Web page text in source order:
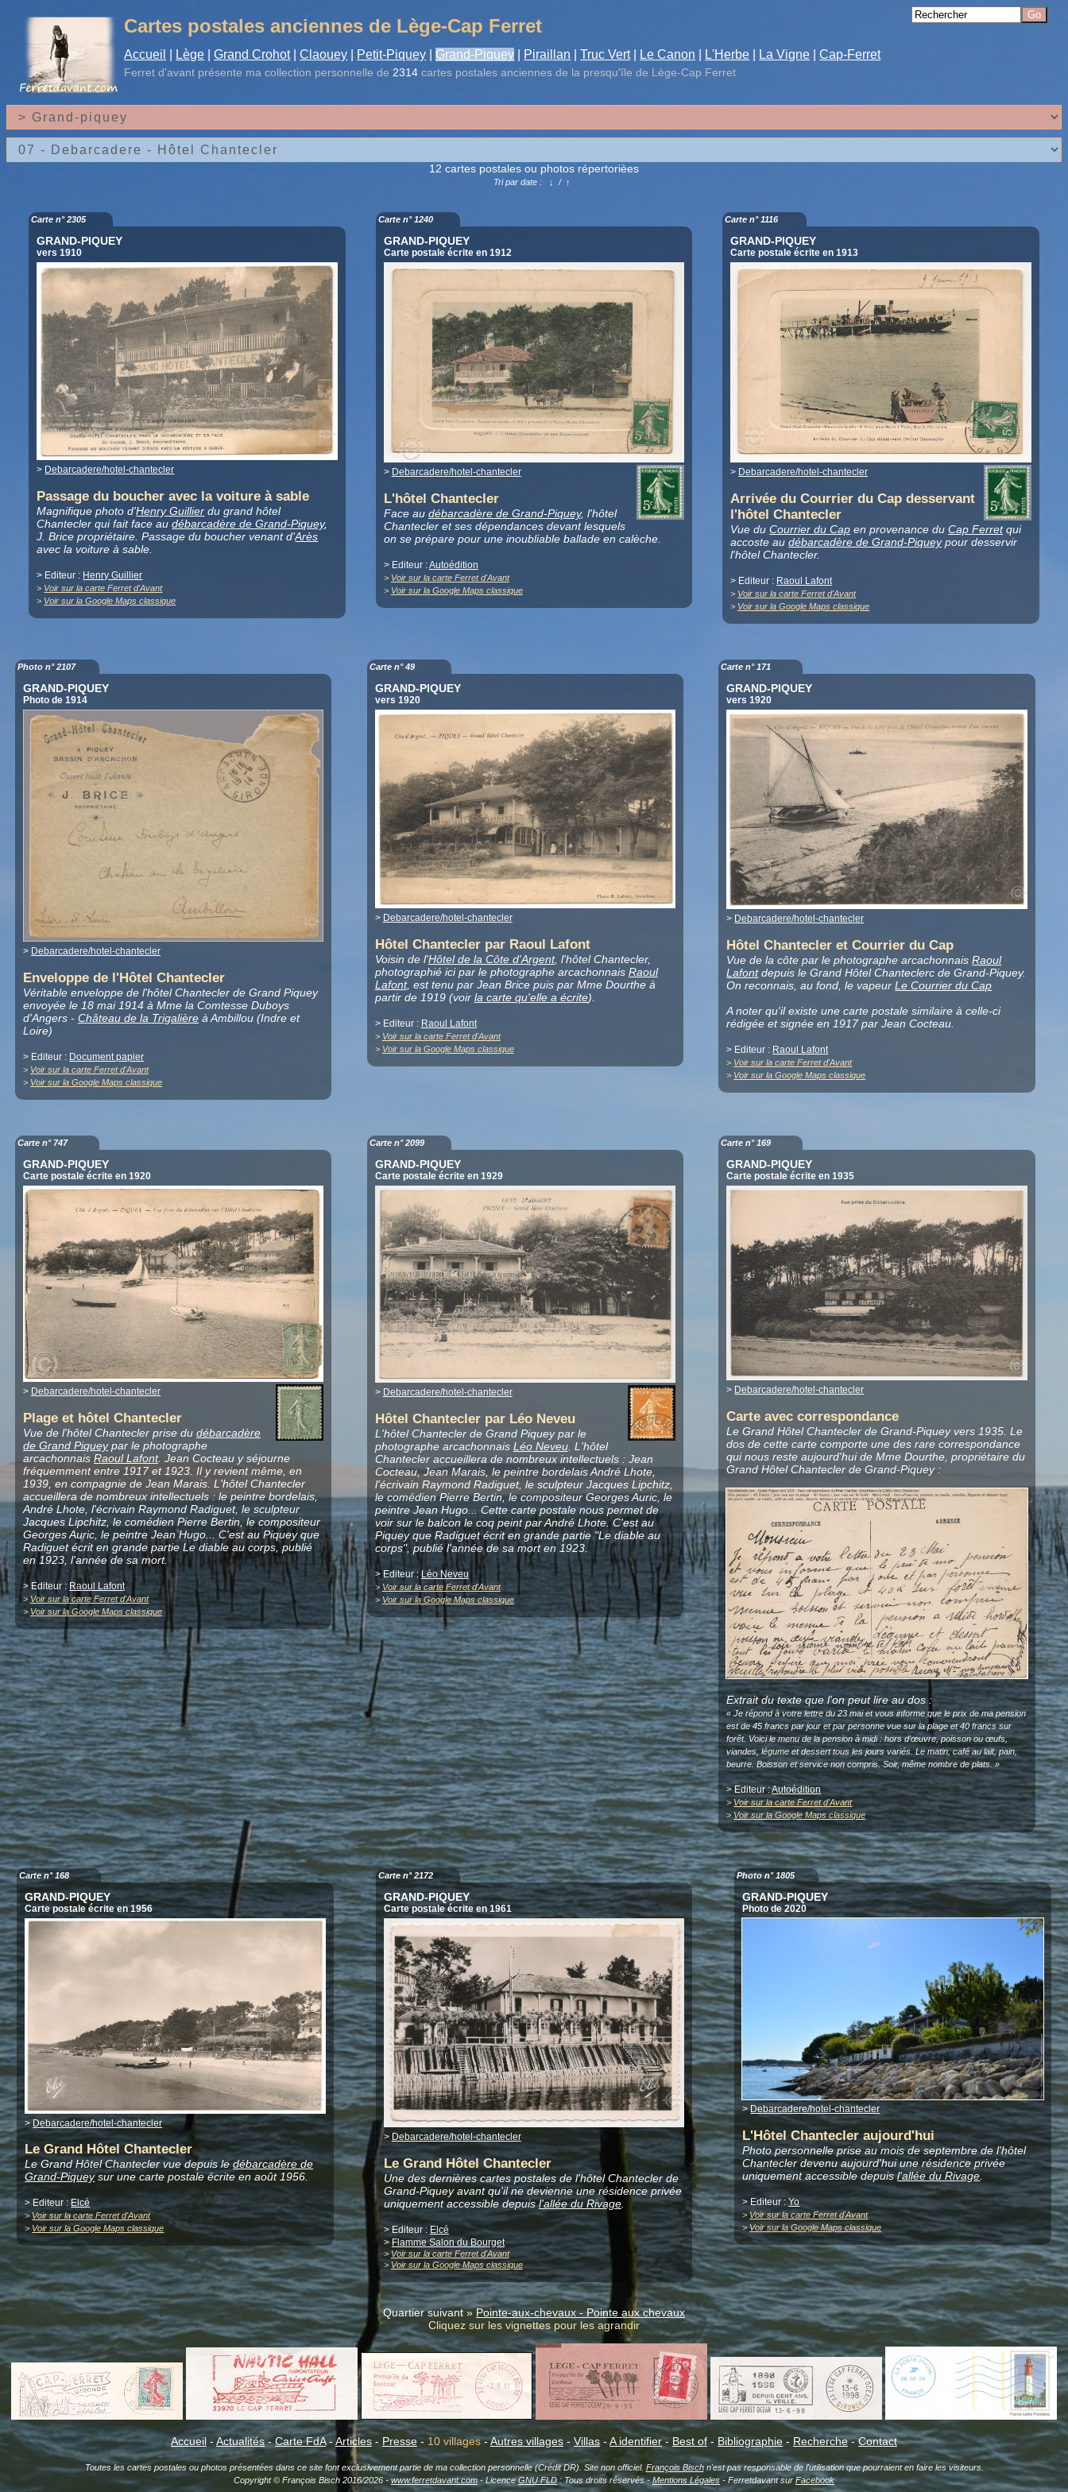
Cartes postales anciennes de Lège-Cap Ferret
Accueil Lège Grand Crohot Claouey Petit-Piquey Grand-Piquey Piraillan Truc Vert Le Canon L'Herbe La Vigne Cap-Ferret
Ferret d'avant présente ma collection personnelle de 2314 cartes postales anciennes de la presqu'île de Lège-Cap Ferret
12 cartes postales ou photos répertorièes
Tri par date : ↓ /↑
Carte n° 2305
GRAND-PIQUEY
vers 1910
> Debarcadere/hotel-chantecler
Passage du boucher avec la voiture à sable
Magnifique photo d'Henry Guillier du grand hôtel
Chantecler qui fait face audébarcadère de Grand-Piquey,
J. Brice propriétaire. Passage du boucher venant d'Arès
avec la voiture à sable.
> Editeur : Henry Guillier
> Voir sur la carte Ferret d'Avant
> Voir sur la Google Maps classique
Carte n° 1240
GRAND-PIQUEY
Carte postale écrite en 1912
> Debarcadere/hotel-chantecler
L'hôtel Chantecler
Face au débarcadère de Grand-Piquey, l'hôtel
Chantecler et ses dépendances devant lesquels
on se prépare pour une inoubliable ballade en calèche.
> Editeur :Autoédition
> Voir sur la carte Ferret d'Avant
> Voir sur la Google Maps classique
Carte n° 1116
GRAND-PIQUEY
Carte postale écrite en 1913
> Debarcadere/hotel-chantecler
Arrivée du Courrier du Cap desservant
l'hôtel Chantecler
Vue duCourrier du Cap en provenance duCap Ferretqui
accoste audébarcadère de Grand-Piqueypour desservir
l'hôtel Chantecler.
> Editeur : Raoul Lafont
> Voir sur la carte Ferret d'Avant
> Voir sur la Google Maps classique
Photo n° 2107
GRAND-PIQUEY
Photo de 1914
> Debarcadere/hotel-chantecler
Enveloppe de l'Hôtel Chantecler
Véritable enveloppe de l'hôtel Chantecler de Grand Piquey
envoyée le 18 mai 1914 à Mme la Comtesse Duboys
d'Angers -Château de la Trigalière à Ambillou (Indre et
Loire)
> Editeur : Document papier
> Voir sur la carte Ferret d'Avant
> Voir sur la Google Maps classique
Carte n° 49
GRAND-PIQUEY
vers 1920
> Debarcadere/hotel-chantecler
Hôtel Chantecler par Raoul Lafont
Voisin de l'Hôtel de la Côte d'Argent, l'hôtel Chantecler,
photographié ici par le photographe arcachonnais Raoul
Lafont, est tenu par Jean Brice puis par Mme Dourthe à
partir de 1919 (voir la carte qu'elle a écrite).
> Editeur : Raoul Lafont
> Voir sur la carte Ferret d'Avant
> Voir sur la Google Maps classique
Carte n° 171
GRAND-PIQUEY
vers 1920
> Debarcadere/hotel-chantecler
Hôtel Chantecler et Courrier du Cap
Vue de la côte par le photographe arcachonnaisRaoul
Lafontdepuis le Grand Hôtel Chanteclerc de Grand-Piquey.
On reconnais, au fond, le vapeurLe Courrier du Cap
A noter qu'il existe une carte postale similaire à celle-ci
rédigée et signée en 1917 par Jean Cocteau.
> Editeur : Raoul Lafont
> Voir sur la carte Ferret d'Avant
> Voir sur la Google Maps classique
Carte n° 747
GRAND-PIQUEY
Carte postale écrite en 1920
> Debarcadere/hotel-chantecler
Plage et hôtel Chantecler
Vue de l'hôtel Chantecler prise dudébarcadère
de Grand Piqueypar le photographe
arcachonnaisRaoul Lafont. Jean Cocteau y séjourne
fréquemment entre 1917 et 1923. Il y revient même, en
1939, en compagnie de Jean Marais. L'hôtel Chantecler
accueillera de nombreux intellectuels : le peintre bordelais,
André Lhote, l'écrivain Raymond Radiguet, le sculpteur
Jacques Lipchitz, le comédien Pierre Bertin, le compositeur
Georges Auric, le peintre Jean Hugo... C'est au Piquey que
Radiguet écrit en grande partie Le diable au corps, publié
en 1923, l'année de sa mort.
> Editeur : Raoul Lafont
>Voir sur la carte Ferret d'Avant
> Voir sur la Google Maps classique
Carte n° 2099
GRAND-PIQUEY
Carte postale écrite en 1929
> Debarcadere/hotel-chantecler
Hôtel Chantecler par Léo Neveu
L'hôtel Chantecler de Grand Piquey par le
photographe arcachonnais Léo Neveu. L'hôtel
Chantecler accueillera de nombreux intellectuels : Jean
Cocteau, Jean Marais, le peintre bordelais André Lhote,
l'écrivain Raymond Radiguet, le sculpteur Jacques Lipchitz,
le comédien Pierre Bertin, le compositeur Georges Auric, le
peintre Jean Hugo... Cette carte postale nous permet de
voir sur le balcon le coq peint par André Lhote. C'est au
Piquey que Radiguet écrit en grande partie "Le diable au
corps", publié l'année de sa mort en 1923.
> Editeur :Léo Neveu
> Voir sur la carte Ferret d'Avant
> Voir sur la Google Maps classique
Carte n° 169
GRAND-PIQUEY
Carte postale écrite en 1935
> Debarcadere/hotel-chantecler
Carte avec correspondance
Le Grand Hôtel Chantecler de Grand-Piquey vers 1935. Le
dos de cette carte comporte une des rare correspondance
qui nous reste aujourd'hui de Mme Dourthe, propriétaire du
Grand Hôtel Chantecler de Grand-Piquey :
Extrait du texte que l'on peut lire au dos :
« Je répond à votre lettre du 23 mai et vous informe que le prix de ma pension
est de 45 francs par jour et par personne vue sur la plage et 40 francs sur
forêt. Voici le menu de la pension à midi : hors d'œuvre, poisson ou œufs,
viandes, légume et dessert tous les jours variés. Le matin, café au lait, pain,
beurre. Boisson et service non compris. Soir, même nombre de plats. »
> Editeur :Autoédition
> Voir sur la carte Ferret d'Avant
>Voir sur la Google Maps classique
Carte n° 168
GRAND-PIQUEY
Carte postale écrite en 1956
> Debarcadere/hotel-chantecler
Le Grand Hôtel Chantecler
Le Grand Hôtel Chantecler vue depuis ledébarcadère de
Grand-Piqueysur une carte postale écrite en août 1956.
> Editeur :Elcé
>Voir sur la carte Ferret d'Avant
> Voir sur la Google Maps classique
Carte n° 2172
GRAND-PIQUEY
Carte postale écrite en 1961
> Debarcadere/hotel-chantecler
Le Grand Hôtel Chantecler
Une des dernières cartes postales de l'hôtel Chantecler de
Grand-Piquey avant qu'il ne devienne une résidence privée
uniquement accessible depuisl'allée du Rivage.
> Editeur : Elcé
> Flamme Salon du Bourget
>Voir sur la carte Ferret d'Avant
> Voir sur la Google Maps classique
Photo n° 1805
GRAND-PIQUEY
Photo de 2020
>Debarcadere/hotel-chantecler
L'Hôtel Chantecler aujourd'hui
Photo personnelle prise au mois de septembre de l'hôtel
Chantecler devenu aujourd'hui une résidence privée
uniquement accessible depuisl'allée du Rivage.
> Editeur :Yo
>Voir sur la carte Ferret d'Avant
>Voir sur la Google Maps classique
Quartier suivant »Pointe-aux-chevaux - Pointe aux chevaux
Cliquez sur les vignettes pour les agrandir
Accueil - Actualités -Carte FdA- Articles - Presse- 10 villages-Autres villages - Villas - A identifier- Best of - Bibliographie - Recherche-Contact
Toutes les cartes postales ou photos présentées dans ce site font exclusivement partie de ma collection personnelle (Crédit DR). Site non officiel. François Bischn'est pas responsable de l'utilisation que pourraient en faire les visiteurs.
Copyright © François Bisch 2016/2026 - www.ferretdavant.com- Licence GNU FLD: Tous droits réservés -Mentions Légales - Ferretdavant surFacebook